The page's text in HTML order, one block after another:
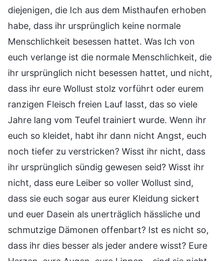
diejenigen, die Ich aus dem Misthaufen erhoben
habe, dass ihr ursprünglich keine normale
Menschlichkeit besessen hattet. Was Ich von
euch verlange ist die normale Menschlichkeit, die
ihr ursprünglich nicht besessen hattet, und nicht,
dass ihr eure Wollust stolz vorführt oder eurem
ranzigen Fleisch freien Lauf lasst, das so viele
Jahre lang vom Teufel trainiert wurde. Wenn ihr
euch so kleidet, habt ihr dann nicht Angst, euch
noch tiefer zu verstricken? Wisst ihr nicht, dass
ihr ursprünglich sündig gewesen seid? Wisst ihr
nicht, dass eure Leiber so voller Wollust sind,
dass sie euch sogar aus eurer Kleidung sickert
und euer Dasein als unerträglich hässliche und
schmutzige Dämonen offenbart? Ist es nicht so,
dass ihr dies besser als jeder andere wisst? Eure